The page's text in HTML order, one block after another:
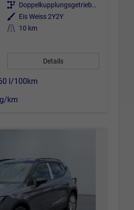
Getriebe
Doppelkupplungsgetriebe (DSG)
Außenfarbe Eis Weiss 2Y2Y
Kilometerstand
10 km
Details
l/100km
km